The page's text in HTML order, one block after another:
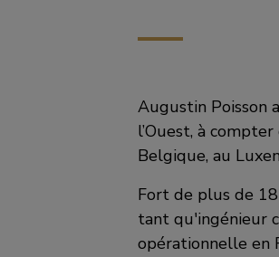
Augustin Poisson
l’Ouest, à
Belgique, au
Fort de plus de
tant qu'ingénieur
opérationnelle en